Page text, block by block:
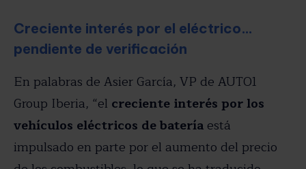
Creciente interés por el eléctrico…
pendiente de verificación
En palabras de Asier García, VP de AUTO1
Group Iberia, “el creciente interés por los
vehículos eléctricos de batería está
impulsado en parte por el aumento del precio